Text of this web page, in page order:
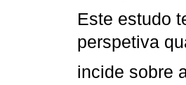
Este estudo
perspetiva
incide sobre